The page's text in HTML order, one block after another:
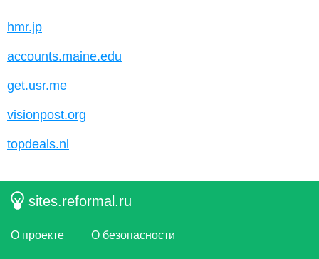
hmr.jp
accounts.maine.edu
get.usr.me
visionpost.org
topdeals.nl
sites.reformal.ru
О проекте О безопасности